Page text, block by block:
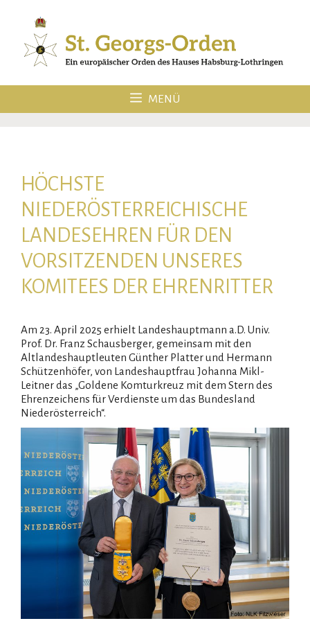
springen
MENÜ
HÖCHSTE
NIEDERÖSTERREICHISCHE
LANDESEHREN FÜR DEN
VORSITZENDEN UNSERES
KOMITEES DER EHRENRITTER
Am 23. April 2025 erhielt Landeshauptmann a.D. Univ.
Prof. Dr. Franz Schausberger, gemeinsam mit den
Altlandeshauptleuten Günther Platter und Hermann
Schützenhöfer, von Landeshauptfrau Johanna Mikl-
Leitner das „Goldene Komturkreuz mit dem Stern des
Ehrenzeichens für Verdienste um das Bundesland
Niederösterreich“.